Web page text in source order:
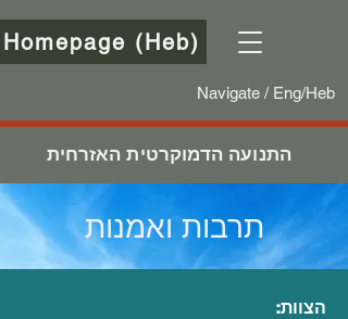
Navigate / Eng/Heb
Homepage (Heb)
התנועה הדמוקרטית האזרחית
תרבות ואמנות
הצוות: